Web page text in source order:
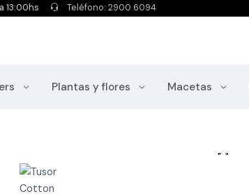
13:00hs Teléfono: 2900 6094
Plantas y flores Macetas